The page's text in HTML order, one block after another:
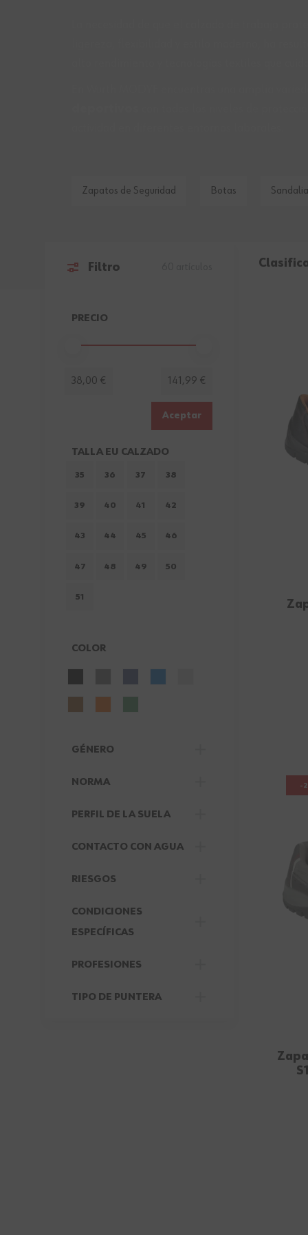
Zapatos de Seguridad Botas
Filtro
Ir a la lista de productos
PRECIO
Minimum value
38,00 €
Valor máximo
141,99 €
Aceptar
TALLA EU CALZADO
FILTER
35 36 37 38
39 40 41 42
43 44 45 46
47 48 49 50
51
COLOR
FILTER
GÉNERO
NORMA
PERFIL DE LA SUELA
CONTACTO CON AGUA
RIESGOS
CONDICIONES
ESPECÍFICAS
PROFESIONES
TIPO DE PUNTERA
-